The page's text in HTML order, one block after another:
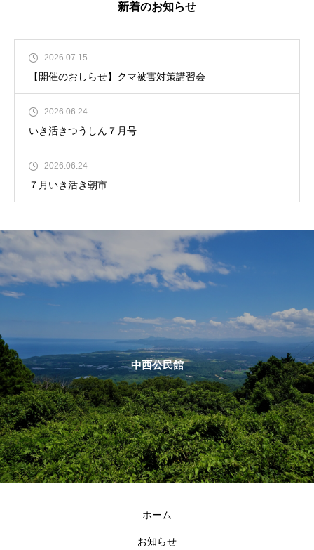
新着のお知らせ
2026.07.15
【開催のおしらせ】クマ被害対策講習会
2026.06.24
いき活きつうしん７月号
2026.06.24
７月いき活き朝市
中西公民館
ホーム
お知らせ